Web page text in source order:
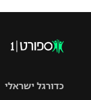
כדורגל ישראלי